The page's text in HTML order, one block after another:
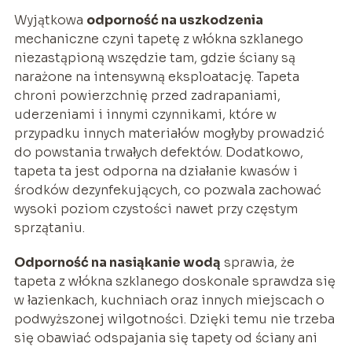
Wyjątkowa odporność na uszkodzenia
mechaniczne czyni tapetę z włókna szklanego
niezastąpioną wszędzie tam, gdzie ściany są
narażone na intensywną eksploatację. Tapeta
chroni powierzchnię przed zadrapaniami,
uderzeniami i innymi czynnikami, które w
przypadku innych materiałów mogłyby prowadzić
do powstania trwałych defektów. Dodatkowo,
tapeta ta jest odporna na działanie kwasów i
środków dezynfekujących, co pozwala zachować
wysoki poziom czystości nawet przy częstym
sprzątaniu.
Odporność na nasiąkanie wodą sprawia, że
tapeta z włókna szklanego doskonale sprawdza się
w łazienkach, kuchniach oraz innych miejscach o
podwyższonej wilgotności. Dzięki temu nie trzeba
się obawiać odspajania się tapety od ściany ani